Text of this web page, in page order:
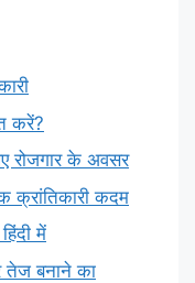
करें?
रोजगार के अवसर
क्रांतिकारी कदम
में
बनाने का